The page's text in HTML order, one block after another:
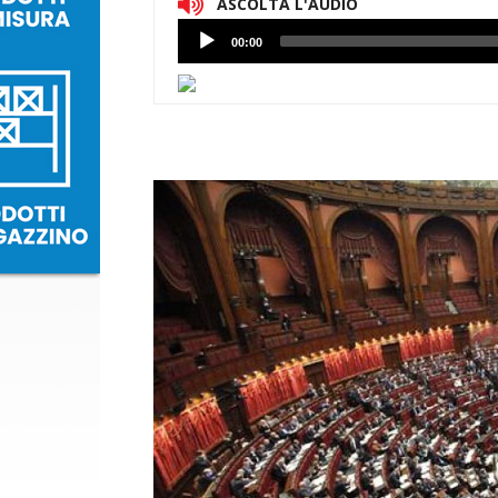
Lettore
Audio
00:00